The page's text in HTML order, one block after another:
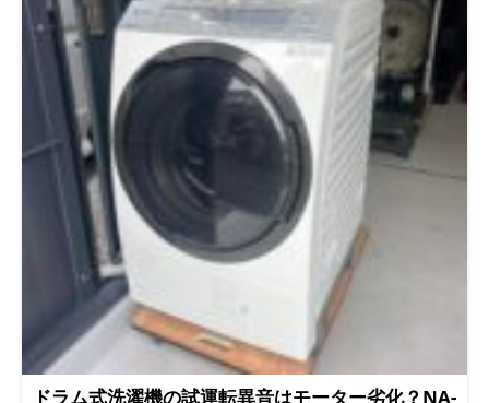
もちろん、関東全域（埼玉県・東京都・神奈川県・千葉県一部地
域・群馬県一部地域・栃木県一部地域）で対応しています。ドラ
ム洗濯機持ち込み修理やドラム洗濯機持ち込み分解整備洗浄のご
相談も承っています。 持ち込み・引き取りどちらもOK 専用ガレ
ージ「BUZZ PRO LAB」があるため、ドラム洗濯機持ち込みでの
整備依頼はもちろん、ご自宅までの引き取りにも対応可能です。
「洗濯機の埃が気になる」「掃除しても乾かない」「カビっぽい
臭いがする」といったご相談は、リサイクルショップに持ち込む
前にぜひ一度お問い合わせください。 サービス内容や料金の詳
細は、下記の料金ページからご確認いただけます。
チェックする 中古ドラム洗濯機の買取・販売もおまかせくださ
い BUZZ PRO LABでは、ドラム洗濯機中古買取からドラム洗濯機
中古販売までワンストップで対応しています。今回のBD-SX110E
のように、洗濯機 乾燥できない 掃除でお困りだった機体も、分
解整備によって「ドラム式 埃 詰まり 修理」まで含めて再生し、
必要とする方へお届けしています。他の整備済みドラム洗濯機の
一覧は、下記の販売ページからご覧いただけます。 ▶ 整備済み
ドラム洗濯機の販売ページを見る ▶ 公式ショップ（BASE）はこ
ちら よくある質問（Q&A） Q. ドラム洗濯機中古は本当に安心し
される「U14」は、給水異常(給水に時間がかかりすぎている)こ
とを知らせるエラーコードです。「給水が遅い」「途中で止ま
る」「洗剤が流れきらない」といった症状とセットで出ることが
ほとんどです。 電源を入れ直しても、また同じタイミングでU14
が出る 給水音は聞こえるのに、水位がなかなか上がらない 洗剤
ケースの中に水が溜まったまま流れていかない この3つに当ては
まる場合、蛇口や水道側ではなく洗濯機本体の給水弁に原因があ
るサインです。 給水が遅くなる本当の原因 結論として、給水が
遅くなる原因のほとんどは以下のいずれかです。 給水弁内部の
ゴムパッキン・ダイヤフラムの劣化(経年劣化でしっかり開閉で
きなくなる) 給水弁のフィルター部分に溜まった水道水中の砂・
サビ・異物によるつまり 給水弁を開閉させる電磁コイルの弱ま
りによる開き不足 現場での経験上、フィルターの掃除だけで一
時的に改善しても、数週間~数ヶ月で再発するケースがほとんど
です。これは内部のゴム部品自体が経年で硬化・劣化しているた
めで、根本的な対処は給水弁ユニットごとの交換になります。
給水弁交換の作業内容(実際の作業写真つき) 1. ガレージでの受け
入れ・本体確認 国内初、ドラム式洗濯機専用ガレージ「BUZZ
PRO LAB」 当店はドラム式洗濯機専用の整備ガレージを完備。
ドラム式洗濯機の試運転異音はモーター劣化？NA-